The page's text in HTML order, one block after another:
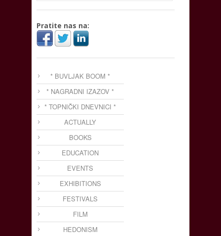
Pratite nas na:
* BUVLJAK BOOM *
* NAGRADNI IZAZOV *
* TOPNIČKI DNEVNICI *
ACTUALLY
BOOKS
EDUCATION
EVENTS
EXHIBITIONS
FESTIVALS
FILM
HEDONISM